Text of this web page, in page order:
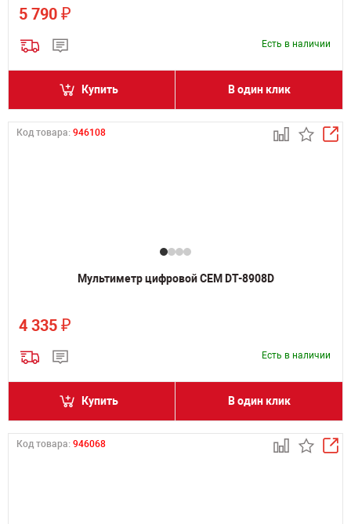
5 790 ₽
Есть в наличии
Купить В один клик
Код товара: 946108
Мультиметр цифровой CEM DT-8908D
4 335 ₽
Есть в наличии
Купить В один клик
Код товара: 946068